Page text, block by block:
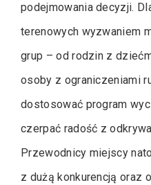
podejmowania decyzji.
terenowych wyzwaniem
grup – od rodzin z
osoby z ograniczeniami
dostosować program
czerpać radość z
Przewodnicy miejscy
z dużą konkurencją oraz